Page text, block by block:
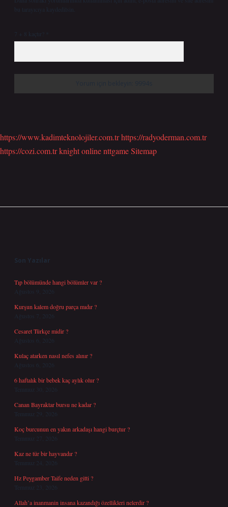
bu tarayıcıya kaydedilsin.
7 + 8 kaçtır?
https://www.kadimteknolojiler.com.trhttps://radyoderman.com.tr
https://cozi.com.trknight onlinenttgameSitemap
Son Yazılar
Tıp bölümünde hangi bölümler var ?
Ağustos 9, 2026
Kurşun kalem doğru parça mıdır ?
Ağustos 7, 2026
Cesaret Türkçe midir ?
Ağustos 6, 2026
Kulaç atarken nasıl nefes alınır ?
Ağustos 6, 2026
6 haftalık bir bebek kaç aylık olur ?
Temmuz 30, 2026
Canan Bayraktar bursu ne kadar ?
Temmuz 29, 2026
Koç burcunun en yakın arkadaşı hangi burçtur ?
Temmuz 27, 2026
Kaz ne tür bir hayvandır ?
Temmuz 24, 2026
Hz Peygamber Taife neden gitti ?
Temmuz 23, 2026
Allah’a inanmanin insana kazandığı özellikleri nelerdir ?